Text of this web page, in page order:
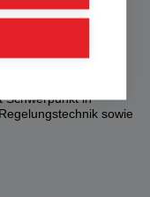
für Industrieanlagen,
für
Schwerpunkt in
sowie